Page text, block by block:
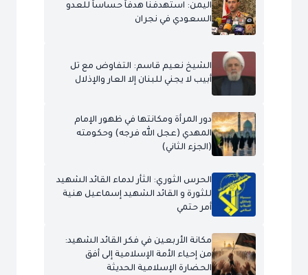
اليمن: استهدفنا هدفاً حساساً للعدو
السعودي في نجران
الشيخ نعيم قاسم: التفاوض مع تل
أبيب لا يجني للبنان إلا العار والإذلال
دور المرأة ومكانتها في ظهور الإمام
المهدي (عجل الله فرجه) وحكومته
(الجزء الثاني)
الحرس الثوري: الثأر لدماء القائد الشهيد
للثورة و القائد الشهيد إسماعيل هنية
أمر حتمي
مكانة الأربعين في فكر القائد الشهيد:
من إحياء الأمة الإسلامية إلى أفق
الحضارة الإسلامية الحديثة